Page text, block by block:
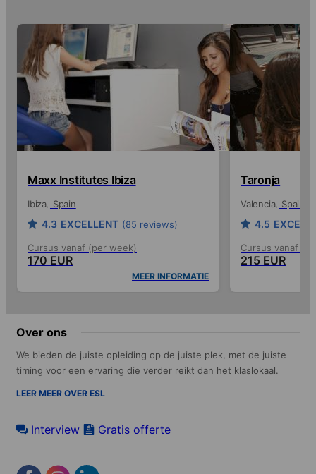
Maxx Institutes Ibiza
Ibiza Spain
4.3 EXCELLENT (85 reviews)
Cursus vanaf (per week)
170 EUR
MEER INFORMATIE
Taronja
Valencia Spain
4.5
Cursus vanaf
215 EUR
Over ons
We bieden de juiste opleiding op de juiste plek, met de juiste
timing voor een ervaring die verder reikt dan het klaslokaal.
LEER MEER OVER ESL
Interview Gratis offerte